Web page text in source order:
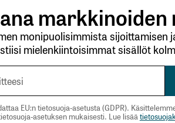
monipuolisimmista sijoittamisen
mielenkiintoisimmat sisällöt
EU:n tietosuoja-asetusta (GDPR).
asetuksen mukaisesti. Lue lisää